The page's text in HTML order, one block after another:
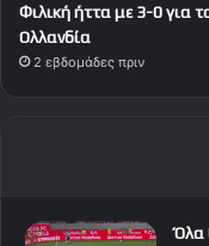
Φιλική ήττα με 3-0 για
Ολλανδία
2 εβδομάδες πριν
Όλα